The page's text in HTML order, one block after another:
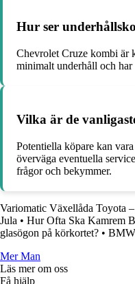
Hur ser
Chevrolet Cruze kombi är
minimalt underhåll och
Vilka är de
Potentiella köpare kan
överväga eventuella
frågor och bekymmer.
Variomatic Växellåda Toyota
Jula • Hur Ofta Ska Kamrem
glasögon på körkortet? •
Mer Man
Läs mer om oss
Få hjälp